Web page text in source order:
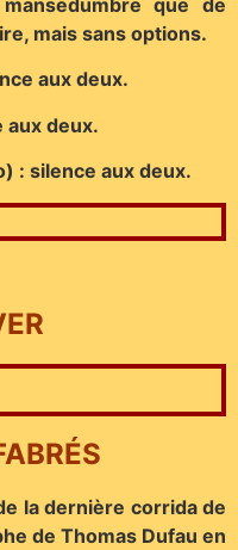
mais sans options.
aux deux.
aux deux.
: silence aux deux.
la dernière corrida de
de Thomas Dufau en